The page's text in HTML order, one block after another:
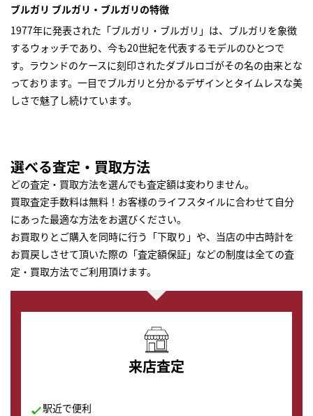
ブルガリ ブルガリ・ブルガリの特徴
1977年に発表された「ブルガリ・ブルガリ」は、ブルガリを象徴
するウォッチであり、今も20世紀を代表するモデルのひとつで
す。ラウンドのケースに刻印されたダブルロゴがその名の由来とな
っております。一目でブルガリと分かるデザインとタイムレスな美
しさで魅了し続けています。
選べる査定・買取方法
どの査定・買取方法を選んでも査定額は変わりません。
買取査定手数料は無料！お客様のライフスタイルに合わせて自分
にあった最適な方法をお選びください。
お買取りとご購入を同時に行う「下取り」や、当店の中古時計を
お買戻しさせて頂いた際の「査定額保証」などの制度は全ての査
定・買取方法でご利用頂けます。
来店査定
駅近で便利